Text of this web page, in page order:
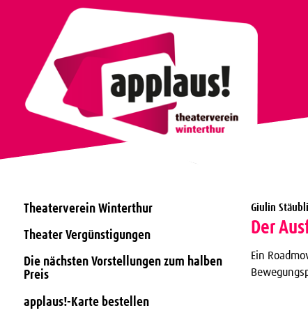
Theaterverein Winterthur
Theater Vergünstigungen
Die nächsten Vorstellungen zum halben
Preis
applaus!-Karte bestellen
Giulin
Der
Ein